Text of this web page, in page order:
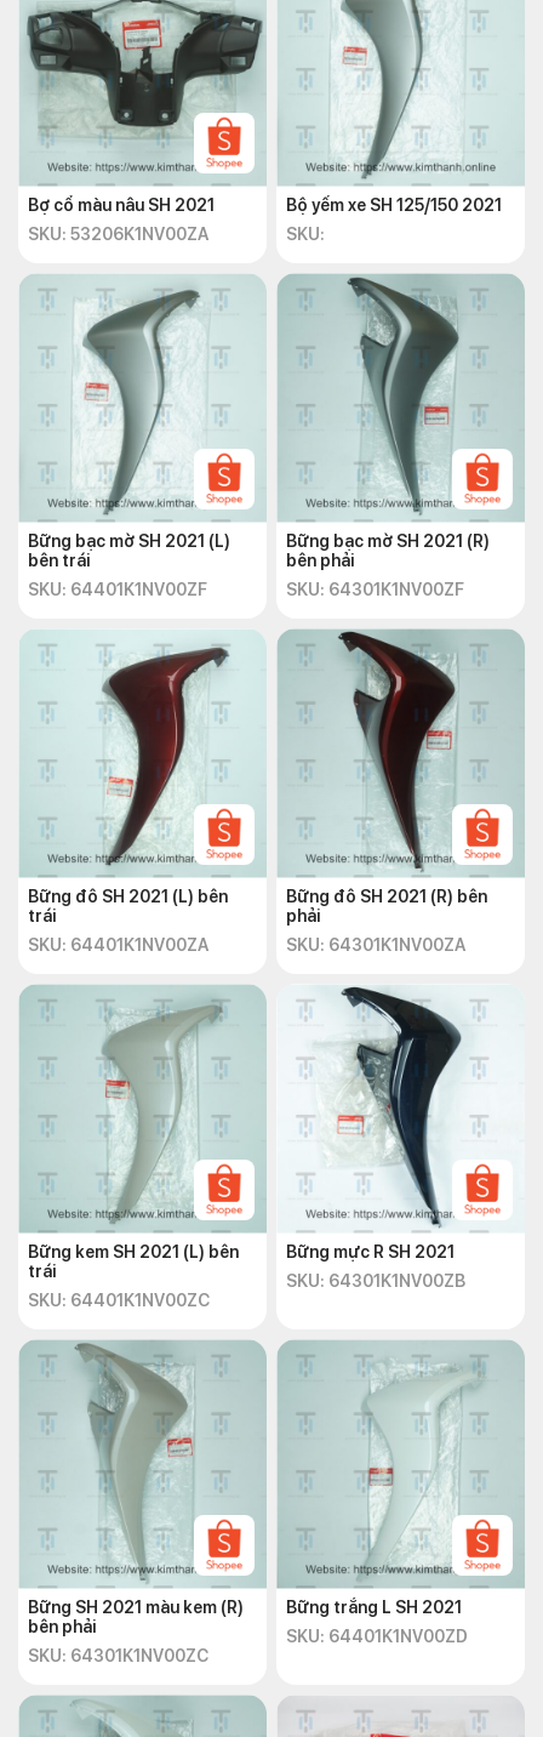
Bợ cổ màu nâu SH 2021
SKU: 53206K1NV00ZA
Bộ yếm xe SH 125/150 2021
SKU:
Bững bạc mờ SH 2021 (L)
bên trái
SKU: 64401K1NV00ZF
Bững bạc mờ SH 2021 (R)
bên phải
SKU: 64301K1NV00ZF
Bững đô SH 2021 (L) bên
trái
SKU: 64401K1NV00ZA
Bững đô SH 2021 (R) bên
phải
SKU: 64301K1NV00ZA
Bững kem SH 2021 (L) bên
trái
SKU: 64401K1NV00ZC
Bững mực R SH 2021
SKU: 64301K1NV00ZB
Bững SH 2021 màu kem (R)
bên phải
SKU: 64301K1NV00ZC
Bững trắng L SH 2021
SKU: 64401K1NV00ZD